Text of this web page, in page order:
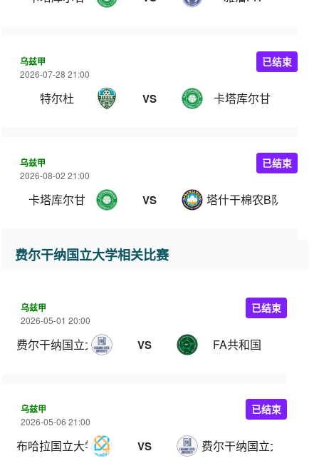
乌兹甲
2026-07-28 21:00
特尔杜 VS 卡塔库尔甘
已结束
乌兹甲
2026-08-02 21:00
卡塔库尔甘 VS 塔什干棉农B队
已结束
费尔干纳国立大学相关比赛
乌兹甲
2026-05-01 20:00
费尔干纳国立大学 VS FA共和国
已结束
乌兹甲
2026-05-06 21:00
布哈拉国立大学 VS 费尔干纳国立大学
已结束